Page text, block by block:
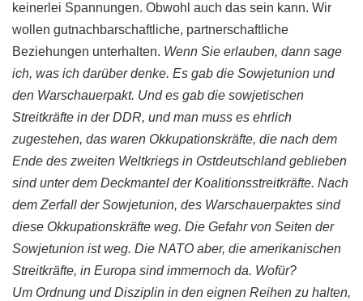
keinerlei Spannungen. Obwohl auch das sein kann. Wir
wollen gutnachbarschaftliche, partnerschaftliche
Beziehungen unterhalten. Wenn Sie erlauben, dann sage
ich, was ich darüber denke. Es gab die Sowjetunion und
den Warschauerpakt. Und es gab die sowjetischen
Streitkräfte in der DDR, und man muss es ehrlich
zugestehen, das waren Okkupationskräfte, die nach dem
Ende des zweiten Weltkriegs in Ostdeutschland geblieben
sind unter dem Deckmantel derKoalitionsstreitkräfte. Nach
dem Zerfall derSowjetunion, des Warschauerpaktes sind
diese Okkupationskräfte weg. Die Gefahr von Seiten der
Sowjetunion ist weg. Die NATO aber, die amerikanischen
Streitkräfte, in Europa sind immernoch da. Wofür?
Um Ordnung und Disziplin in den eignen Reihen zu halten,